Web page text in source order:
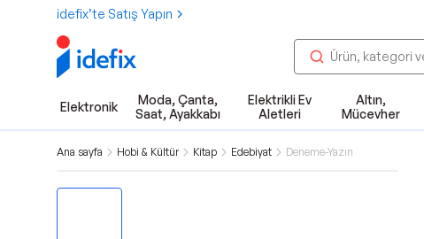
idefix’te Satış Yapın
Elektronik
Moda, Çanta,
Saat, Ayakkabı
Elektrikli Ev
Aletleri
Altın,
Mücevher
Ana sayfa Hobi & Kültür Kitap Edebiyat Deneme-Yazın